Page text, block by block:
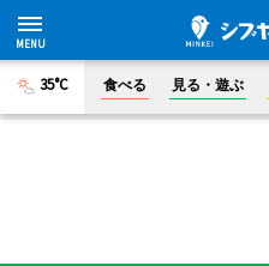
35°C 食べる 見る・遊ぶ